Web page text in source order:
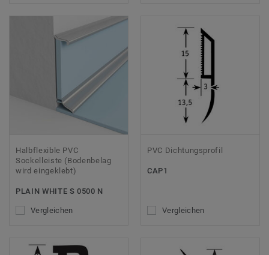
Halbflexible PVC
Sockelleiste (Bodenbelag
wird eingeklebt)
PLAIN WHITE S 0500 N
Vergleichen
PVC Dichtungsprofil
CAP1
Vergleichen